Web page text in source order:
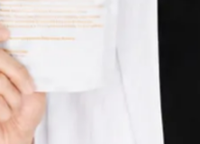
膚暗沉，還能讓妝容更顯自